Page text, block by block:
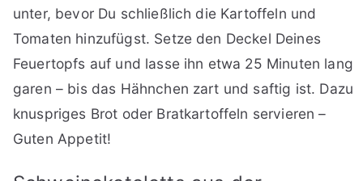
unter, bevor Du schließlich die Kartoffeln und
Tomaten hinzufügst. Setze den Deckel Deines
Feuertopfs auf und lasse ihn etwa 25 Minuten lang
garen – bis das Hähnchen zart und saftig ist. Dazu
knuspriges Brot oder Bratkartoffeln servieren –
Guten Appetit!